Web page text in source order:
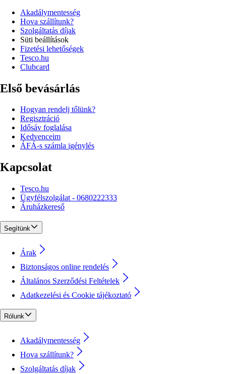
Akadálymentesség
Hova szállítunk?
Szolgáltatás díjak
Süti beállítások
Fizetési lehetőségek
Tesco.hu
Clubcard
Első bevásárlás
Hogyan rendelj tőlünk?
Regisztráció
Idősáv foglalása
Kedvenceim
ÁFÁ-s számla igénylés
Kapcsolat
Tesco.hu
Ügyfélszolgálat - 0680222333
Áruházkereső
Segítünk
Árak
Biztonságos online rendelés
Általános Szerződési Feltételek
Adatkezelési és Cookie tájékoztató
Rólunk
Akadálymentesség
Hova szállítunk?
Szolgáltatás díjak